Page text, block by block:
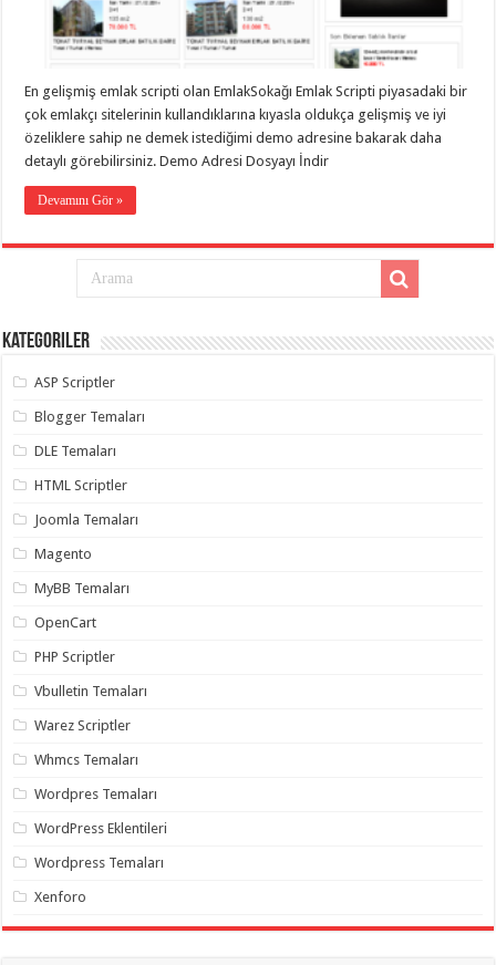
taşımacılık,
gaziantep
gaziantep
evden
taşımacılık,
gaziantep
taşımacılık,
evden
taşımacılık,
gaziantep
taşıma,
evden
taşımacılık,
gaziantep
organizasyon
gaziantep
organizasyon,
gaziantep
organizasyon
gaziantep
gaziantep
gaziantep
gaziantep
twitter
hilesi ,
takipçi
instagram
hilesi ,
En gelişmiş emlak scripti olan EmlakSokağı Emlak Scripti piyasadaki bir
çok emlakçı sitelerinin kullandıklarına kıyasla oldukça gelişmiş ve iyi
özeliklere sahip ne demek istediğimi demo adresine bakarak daha
detaylı görebilirsiniz. Demo Adresi Dosyayı İndir
Devamını Gör »
Kategoriler
ASP Scriptler
Blogger Temaları
DLE Temaları
HTML Scriptler
Joomla Temaları
Magento
MyBB Temaları
OpenCart
PHP Scriptler
Vbulletin Temaları
Warez Scriptler
Whmcs Temaları
Wordpres Temaları
WordPress Eklentileri
Wordpress Temaları
Xenforo